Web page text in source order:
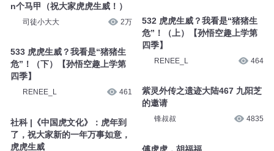
n个马甲（祝大家虎虎生威！）
司徒小大大 2万
533 虎虎生威？我看是“猪猪生
危”！（下）【孙悟空趣上学第
四季】
RENEE_L 461
社科 |《中国虎文化》：虎年到
了，祝大家新的一年万事如意，
虎虎生威
532 虎虎生威？我看是“猪猪生
危”！（上）【孙悟空趣上学第
四季】
RENEE_L 464
紫灵外传之遗迹大陆467 九阳芝
的邀请
锋叔叔 4835
傅虎虎，胡福福